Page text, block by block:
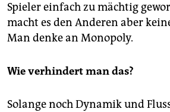
Spieler einfach zu mächtig
macht es den Anderen aber
Man denke an Monopoly.
Wie verhindert man das?
Solange noch Dynamik und